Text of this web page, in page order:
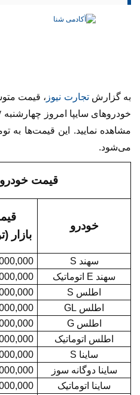
به گزارشتجارت نیوز ، قیمت
مشاهده نمایید. این قیمت‌ها به
می‌شود.
قیمت
خودرو
بازار
سهند S
سهند E اتوماتیک
اطلس S
اطلس GL
اطلس G
اطلس اتوماتیک
ساینا S
ساینا دوگانه سوز
ساینا اتوماتیک